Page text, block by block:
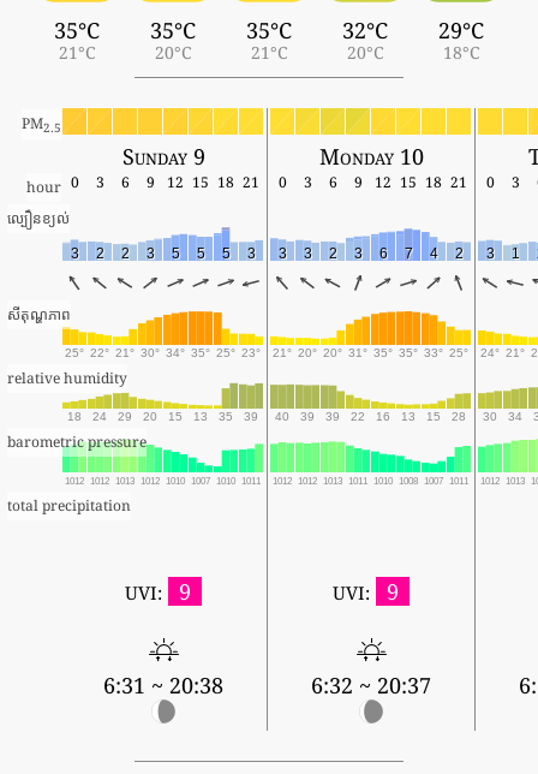
35°C
21°C
35°C
20°C
35°C
21°C
32°C
20°C
29°C
18°C
PM2.5
Sunday 9 Monday 10
hour 0 3 6 9 12 15 18 21 0 3 6 9 12 15 18 21 0 3
ល្បឿនខ្យល់
3 2 2 3 5 5 5 3 3 3 2 3 6 7 4 2 3 1
សីតុណ្ហភាព
25° 22° 21° 30° 34° 35° 25° 23° 21° 20° 20° 31° 35° 35° 33° 25° 24° 21°
relative humidity
18 24 29 20 15 13 35 39 40 39 39 22 16 13 15 28 30 34
barometric pressure
1012 1012 1013 1012 1010 1007 1010 1011 1012 1012 1013 1011 1010 1008 1007 1011 1012 1013
total precipitation
UVI: 9
6:31 ~ 20:38
UVI: 9
6:32 ~ 20:37